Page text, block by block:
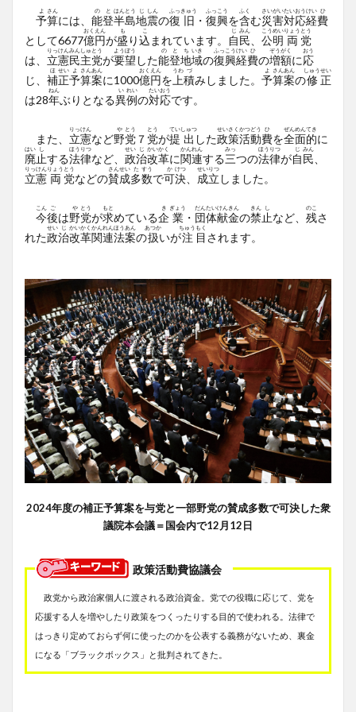
予
よ
算
さん
には、 能
の
登
と
半
はん
島
とう
地
じ
震
しん
の復
ふっ
旧
きゅう
・ 復
ふっ
興
こう
を含
ふく
む災
さい
害
がい
対
たい
応
おう
経
けい
費
ひ
として6677億
おく
円
えん
が盛
も
り込
こ
まれています。 自
じ
民
みん
公
こう
明
めい
両
りょう
党
とう
は、 立
りっ
憲
けん
民
みん
主
しゅ
党
とう
が要
よう
望
ぼう
した能
の
登
と
地
ち
域
いき
の復
ふっ
興
こう
経
けい
費
ひ
の増
ぞう
額
がく
に応
おう
じ、 補
ほ
正
せい
予
よ
算
さん
案
あん
に1000億
おく
円
えん
を 上
うわ
積
づ
みしました。 予
よ
算
さん
案
あん
の修
しゅう
正
せい
は28年
ねん
ぶりとなる異
い
例
れい
の対
たい
応
おう
です。
また、 立
りっ
憲
けん
など野
や
党
とう
７ 党
とう
が提
てい
出
しゅつ
した政
せい
策
さく
活
かつ
動
どう
費
ひ
を全
ぜん
面
めん
的
てき
に
廃
はい
止
し
する法
ほう
律
りつ
など、 政
せい
治
じ
改
かい
革
かく
に関
かん
連
れん
する三
みっ
つの法
ほう
律
りつ
が自
じ
民
みん
立
りっ
憲
けん
両
りょう
党
とう
などの賛
さん
成
せい
多
た
数
すう
で可
か
決
けつ
成
せい
立
りつ
しました。
今
こん
後
ご
は野
や
党
とう
が求
もと
めている企
き
業
ぎょう
・ 団
だん
体
たい
献
けん
金
きん
の禁
きん
止
し
など、 残
のこ
さ
れた政
せい
治
じ
改
かい
革
かく
関
かん
連
れん
法
ほう
案
あん
の扱
あつか
いが注
ちゅう
目
もく
されます。
2024年度の補正予算案を与党と一部野党の賛成多数で可決した衆
議院本会議＝国会内で12月12日
政策活動費協議会
政党から政治家個人に渡される政治資金。党での役職に応じて、党を
応援する人を増やしたり政策をつくったりする目的で使われる。法律で
はっきり定めておらず何に使ったのかを公表する義務がないため、裏金
になる「ブラックボックス」と批判されてきた。